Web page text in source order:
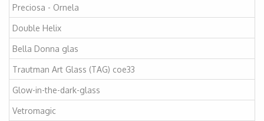
Preciosa - Ornela
Double Helix
Bella Donna glas
Trautman Art Glass (TAG) coe33
Glow-in-the-dark-glass
Vetromagic